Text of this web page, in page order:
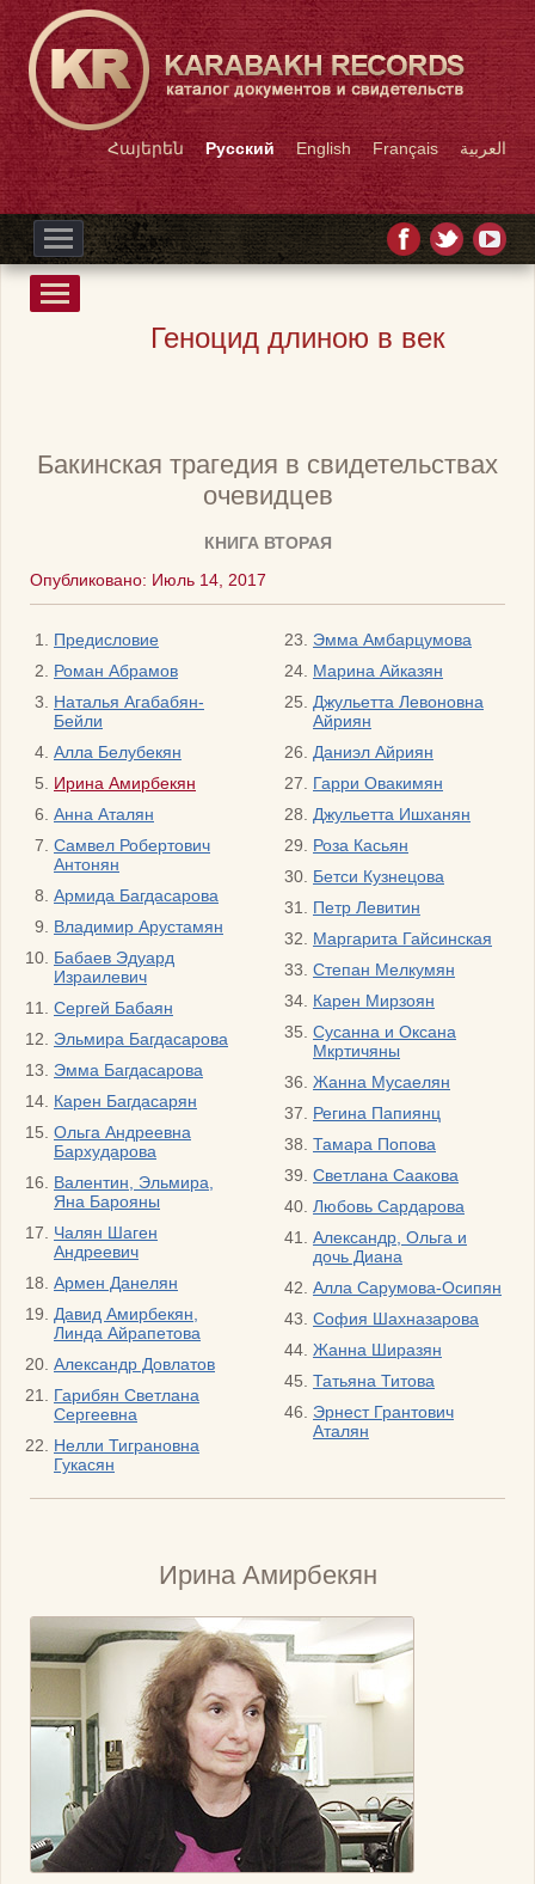
Հայերեն Русский English Français العربية
Геноцид длиною в век
Бакинская трагедия в свидетельствах
очевидцев
КНИГА ВТОРАЯ
Опубликовано: Июль 14, 2017
Предисловие
Роман Абрамов
Наталья Агабабян-
Бейли
Алла Белубекян
Ирина Амирбекян
Анна Аталян
Самвел Робертович
Антонян
Армида Багдасарова
Владимир Арустамян
Бабаев Эдуард
Израилевич
Сергей Бабаян
Эльмира Багдасарова
Эмма Багдасарова
Карен Багдасарян
Ольга Андреевна
Бархударова
Валентин, Эльмира,
Яна Барояны
Чалян Шаген
Андреевич
Армен Данелян
Давид Амирбекян,
Линда Айрапетова
Александр Довлатов
Гарибян Светлана
Сергеевна
Нелли Тиграновна
Гукасян
Эмма Амбарцумова
Марина Айказян
Джульетта Левоновна
Айриян
Даниэл Айриян
Гарри Овакимян
Джульетта Ишханян
Роза Касьян
Бетси Кузнецова
Петр Левитин
Маргарита Гайсинская
Степан Мелкумян
Карен Мирзоян
Сусанна и Оксана
Мкртичяны
Жанна Мусаелян
Регина Папиянц
Тамара Попова
Светлана Саакова
Любовь Сардарова
Александр, Ольга и
дочь Диана
Алла Сарумова-Осипян
София Шахназарова
Жанна Ширазян
Татьяна Титова
Эрнест Грантович
Аталян
Ирина Амирбекян